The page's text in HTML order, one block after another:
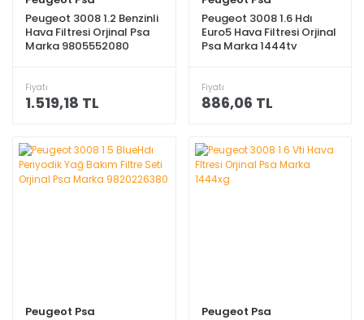
Peugeot 3008 1.2 Benzinli
Hava Filtresi Orjinal Psa
Marka 9805552080
Fiyatı
1.519,18 TL
Peugeot 3008 1.6 Hdı
Euro5 Hava Filtresi Orjinal
Psa Marka 1444tv
Fiyatı
886,06 TL
Peugeot Psa
Peugeot Psa